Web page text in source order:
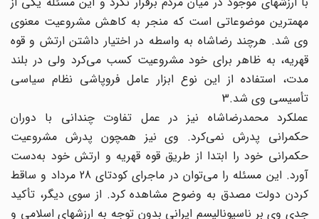
مهمترین موضوعاتی است که منجر به کاهش مشروعیت معنوی
وی شد. هرچند رضاشاه به واسطه در اختیار داشتن ارتش و قوه
قهریه، به ظاهر برای خود مشروعیت کسب می‌کرد ولی در بلند
مدت، استفاده از این نوع ابزار عامل فروپاشی نظام سیاسی
تأسیسی وی شد.3
عملکرد محمدرضاشاه نیز در عمل تفاوت چندانی با دوران
حکمرانی پدرش نمی‌کرد. وی نیز همچون پدرش مشروعیت
حکمرانی خود را ابتدا از طریق قوه قهریه و ارتش خود به‌دست
آورد. این مسئله را می‌توان در ماجرای کودتای 28 مرداد و ساقط
کردن دولت مصدق به وضوح مشاهده کرد. از سوی دیگر، تأکید
جدی وی بر ناسیونالیسم ایرانی بدون توجه به ارزشهای اسلامی و